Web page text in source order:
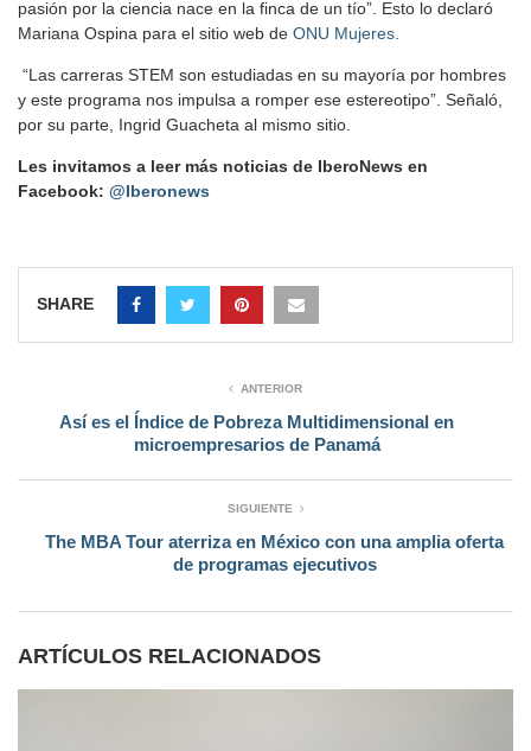
pasión por la ciencia nace en la finca de un tío”. Esto lo declaró
Mariana Ospina para el sitio web de ONU Mujeres
“Las carreras STEM son estudiadas en su mayoría por hombres
y este programa nos impulsa a romper ese estereotipo”. Señaló,
por su parte, Ingrid Guacheta al mismo sitio.
Les invitamos a leer más noticias de IberoNews en
Facebook: @Iberonews
SHARE
ANTERIOR
Así es el Índice de Pobreza Multidimensional en
microempresarios de Panamá
SIGUIENTE
The MBA Tour aterriza en México con una amplia oferta
de programas ejecutivos
ARTÍCULOS RELACIONADOS